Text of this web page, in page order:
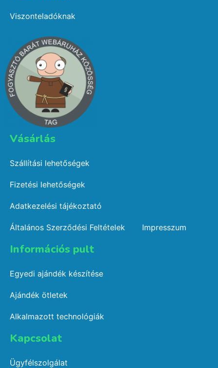
Viszonteladóknak
Vásárlás​
Szállítási lehetőségek
Fizetési lehetőségek
Adatkezelési tájékoztató
Általános Szerződési Feltételek Impresszum
Információs pult​
Egyedi ajándék készítése
Ajándék ötletek
Alkalmazott technológiák
Kapcsolat​
Ügyfélszolgálat